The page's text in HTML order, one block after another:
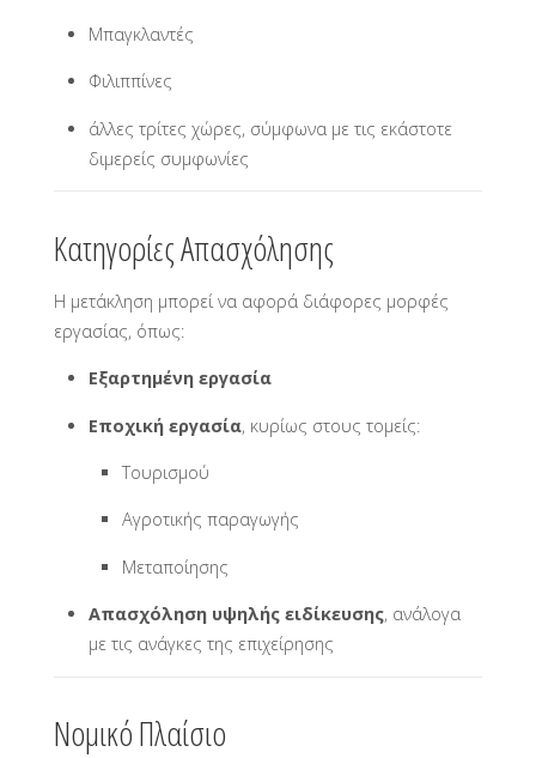
Μπαγκλαντές
Φιλιππίνες
άλλες τρίτες χώρες, σύμφωνα με τις εκάστοτε
διμερείς συμφωνίες
Κατηγορίες Απασχόλησης
Η μετάκληση μπορεί να αφορά διάφορες μορφές
εργασίας, όπως:
Εξαρτημένη εργασία
Εποχική εργασία, κυρίως στους τομείς:
Τουρισμού
Αγροτικής παραγωγής
Μεταποίησης
Απασχόληση υψηλής ειδίκευσης, ανάλογα
με τις ανάγκες της επιχείρησης
Νομικό Πλαίσιο